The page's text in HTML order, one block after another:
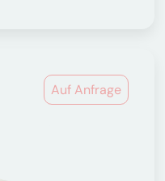
Auf Anfrage